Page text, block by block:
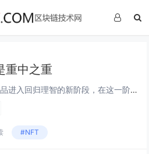
重中之重
经历“炒”起与潮落后，数字藏品进入回归理智的新阶段，在这一阶段，数字资产进化成数字权益，藏品价值回归实体。 数藏1.0时代 回看数字藏品的历史起源，首个热门NFT项目“加密...
#NFT